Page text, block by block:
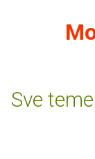
Sve teme